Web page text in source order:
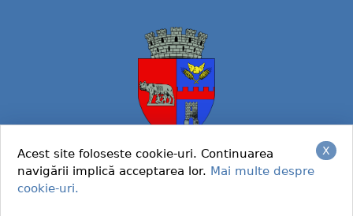
© 2022 Primaria Caracal
X
Acest site foloseste cookie-uri. Continuarea
navigării implică acceptarea lor. Mai multe despre
cookie-uri.